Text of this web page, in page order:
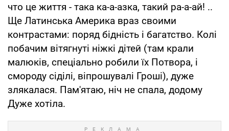
что це життя - така ка-а-азка, такий ра-а-ай! ..
Ще Латинська Америка враз своими
контрастами: поряд бiднiсть i багатство. Колі
побачим вітягнутi нiжкі дiтей (там крали
малюкiв, спецiально робили їх Потвора, i
смороду сідiлі, віпрошувалі Грошi), дуже
злякалася. Пам'ятаю, нiч не спала, додому
Дуже хотiла.